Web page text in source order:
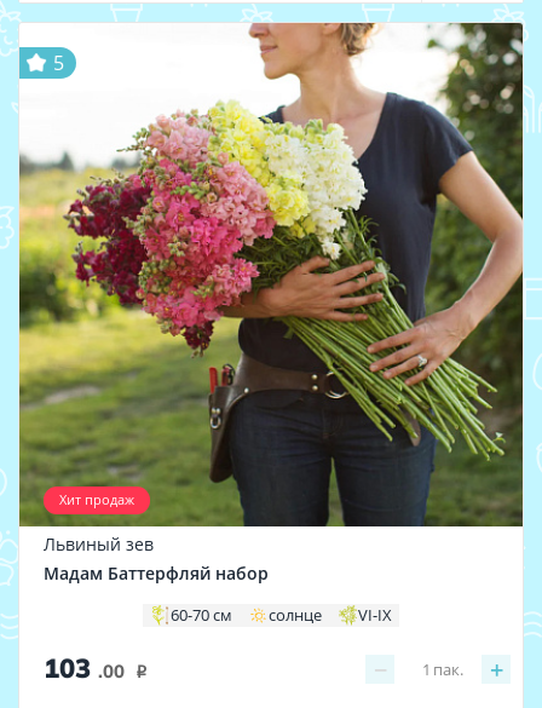
Хит продаж
5
Львиный зев
Мадам Баттерфляй набор
60-70 см солнце VI-IX
103 .00 i − +
1 пак.